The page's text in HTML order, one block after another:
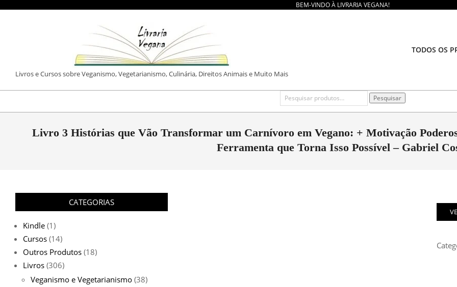
BEM-VINDO À LIVRARIA VEGANA!
LIVRARIA
VEGANA
Livros e Cursos sobre Veganismo, Vegetarianismo, Culinária, Direitos Animais e Muito Mais
TODOS OS
Pesquisar
por:
Pesquisar
Livro 3 Histórias que Vão Transformar um Carnívoro em Vegano: + Motivação
Ferramenta que Torna Isso Possível – Gabriel
CATEGORIAS
Kindle (1)
Cursos (14)
Outros Produtos (18)
Livros (306)
Veganismo e Vegetarianismo (38)